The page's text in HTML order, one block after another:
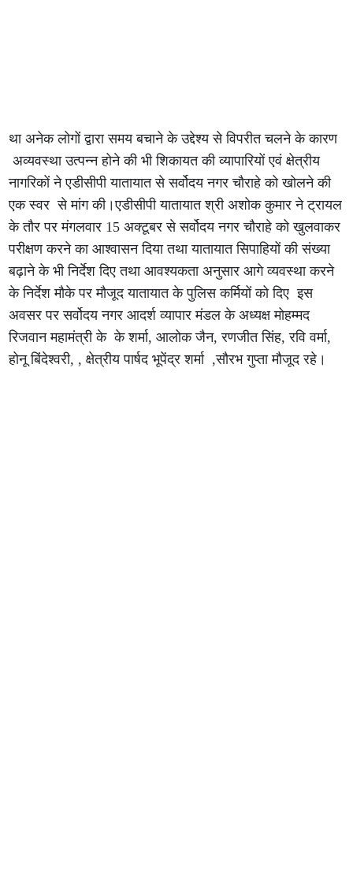
था अनेक लोगों द्वारा समय बचाने के उद्देश्य से विपरीत चलने के कारण
अव्यवस्था उत्पन्न होने की भी शिकायत की व्यापारियों एवं क्षेत्रीय
नागरिकों ने एडीसीपी यातायात से सर्वोदय नगर चौराहे को खोलने की
एक स्वर से मांग की।एडीसीपी यातायात श्री अशोक कुमार ने ट्रायल
के तौर पर मंगलवार 15 अक्टूबर से सर्वोदय नगर चौराहे को खुलवाकर
परीक्षण करने का आश्वासन दिया तथा यातायात सिपाहियों की संख्या
बढ़ाने के भी निर्देश दिए तथा आवश्यकता अनुसार आगे व्यवस्था करने
के निर्देश मौके पर मौजूद यातायात के पुलिस कर्मियों को दिए इस
अवसर पर सर्वोदय नगर आदर्श व्यापार मंडल के अध्यक्ष मोहम्मद
रिजवान महामंत्री के के शर्मा, आलोक जैन, रणजीत सिंह, रवि वर्मा,
होनू बिंदेश्वरी, , क्षेत्रीय पार्षद भूपेंद्र शर्मा ,सौरभ गुप्ता मौजूद रहे।